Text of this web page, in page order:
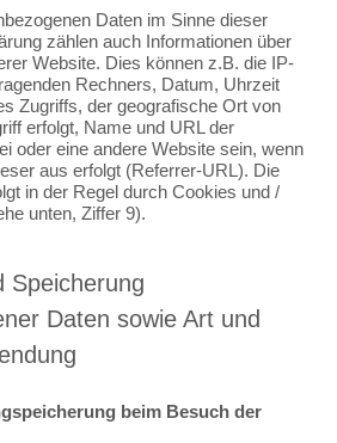
Daten im Sinne dieser
zählen auch Informationen über
Website. Dies können z.B. die IP-
Rechners, Datum, Uhrzeit
Zugriffs, der geografische Ort von
erfolgt, Name und URL der
oder eine andere Website sein, wenn
aus erfolgt (Referrer-URL). Die
in der Regel durch Cookies und /
unten, Ziffer 9).
Speicherung
Daten sowie Art und
beim Besuch der